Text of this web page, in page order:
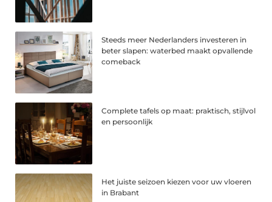
Steeds meer Nederlanders investeren in
beter slapen: waterbed maakt opvallende
comeback
Complete tafels op maat: praktisch, stijlvol
en persoonlijk
Het juiste seizoen kiezen voor uw vloeren
in Brabant